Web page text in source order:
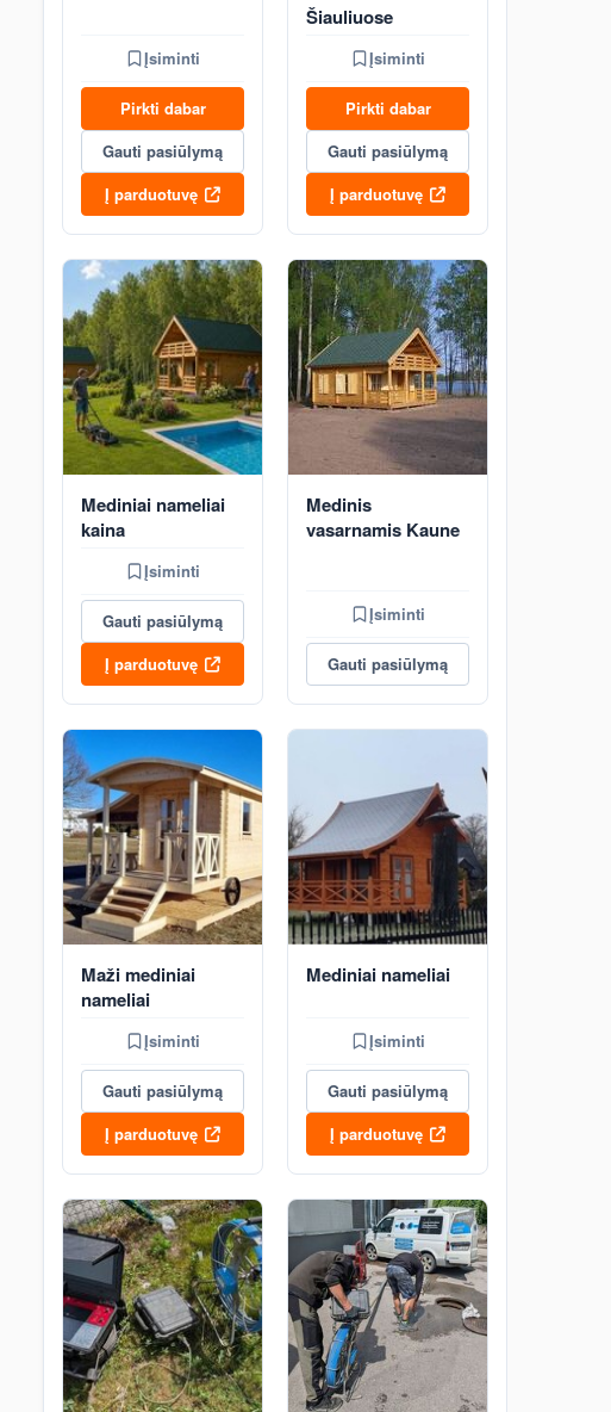
Įsiminti
Pirkti dabar
Gauti pasiūlymą
Į parduotuvę
Šiauliuose
Įsiminti
Pirkti dabar
Gauti pasiūlymą
Į parduotuvę
Mediniai nameliai
kaina
Įsiminti
Gauti pasiūlymą
Į parduotuvę
Medinis
vasarnamis Kaune
Įsiminti
Gauti pasiūlymą
Maži mediniai
nameliai
Įsiminti
Gauti pasiūlymą
Į parduotuvę
Mediniai nameliai
Įsiminti
Gauti pasiūlymą
Į parduotuvę